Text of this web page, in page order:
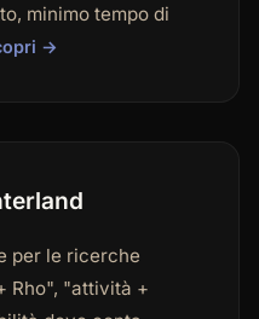
minimo tempo di
→
per le ricerche
Rho", "attività +